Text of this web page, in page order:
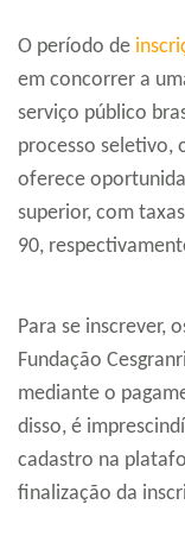
O período de
em concorrer a
serviço público
processo seletivo,
oferece
superior, com
90,
Para se inscrever,
Fundação
mediante o
disso, é
cadastro na
finalização da